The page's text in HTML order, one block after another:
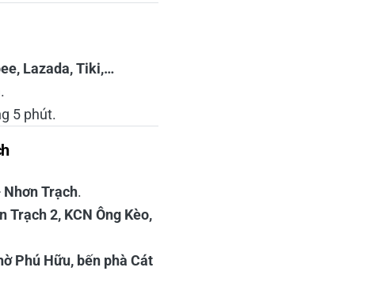
Lazada, Tiki,…
5 phút.
Trạch.
Trạch 2, KCN Ông Kèo,
Phú Hữu, bến phà Cát